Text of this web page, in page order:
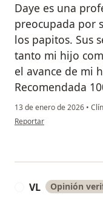
Daye es una
preocupada por
los papitos. Sus
tanto mi hijo
el avance de mi
Recomendada
13 de enero de 2026 •
en opinión del usuario
Reportar
VL Opinión